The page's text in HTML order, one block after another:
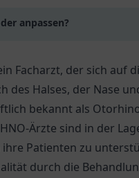
anpassen?
Facharzt, der sich auf
des Halses, der Nase
bekannt als
Ärzte sind in der
Patienten zu
durch die